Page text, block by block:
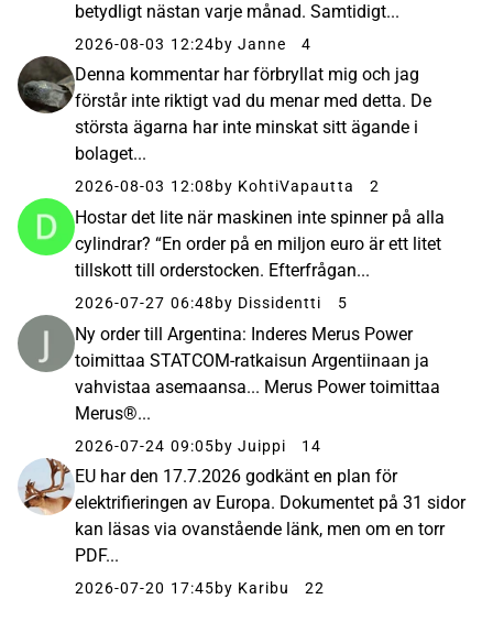
betydligt nästan varje månad. Samtidigt...
2026-08-03 12:24by Janne 4
Denna kommentar har förbryllat mig och jag
förstår inte riktigt vad du menar med detta. De
största ägarna har inte minskat sitt ägande i
bolaget...
2026-08-03 12:08 by KohtiVapautta 2
Hostar det lite när maskinen inte spinner på alla
cylindrar? “En order på en miljon euro är ett litet
tillskott till orderstocken. Efterfrågan...
2026-07-27 06:48 by Dissidentti 5
Ny order till Argentina: Inderes Merus Power
toimittaa STATCOM-ratkaisun Argentiinaan ja
vahvistaa asemaansa... Merus Power toimittaa
Merus®...
2026-07-24 09:05by Juippi 14
EU har den 17.7.2026 godkänt en plan för
elektrifieringen av Europa. Dokumentet på 31 sidor
kan läsas via ovanstående länk, men om en torr
PDF...
2026-07-20 17:45by Karibu 22